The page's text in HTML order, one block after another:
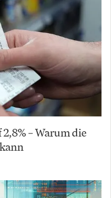
– Warum die